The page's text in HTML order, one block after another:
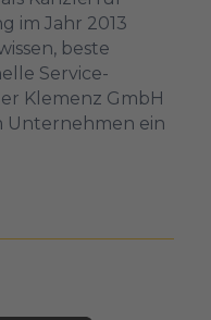
im Jahr 2013
beste
Service-
Klemenz GmbH
Unternehmen ein